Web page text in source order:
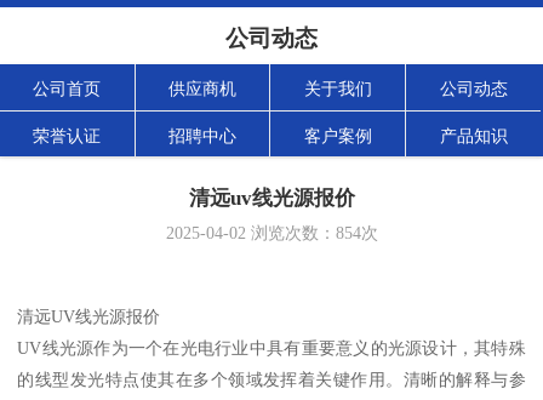
公司动态
公司首页 供应商机 关于我们 公司动态
荣誉认证 招聘中心 客户案例 产品知识
清远uv线光源报价
2025-04-02浏览次数： 854次
清远UV线光源报价
UV线光源作为一个在光电行业中具有重要意义的光源设计，其特殊
的线型发光特点使其在多个领域发挥着关键作用。清晰的解释与参